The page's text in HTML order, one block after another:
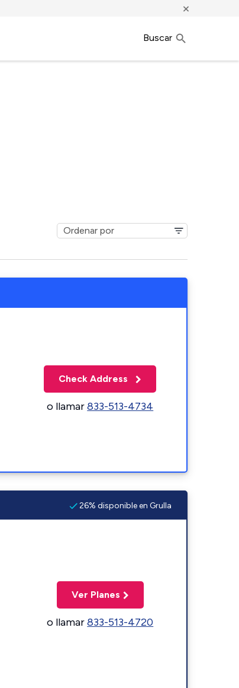
×
Buscar
Check Address
o llamar833-513-4734
26% disponible en Grulla
Ver Planes
o llamar833-513-4720